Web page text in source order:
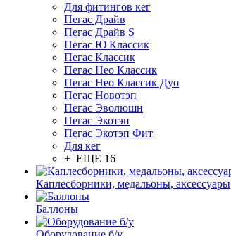
Для фитингов кег
Пегас Драйв
Пегас Драйв S
Пегас Ю Классик
Пегас Классик
Пегас Нео Классик
Пегас Нео Классик Дуо
Пегас Новотэп
Пегас Эволюшн
Пегас Экотэп
Пегас Экотэп Фит
Для кег
+ ЕЩЕ 16
Каплесборники, медальоны, аксессуары
Баллоны